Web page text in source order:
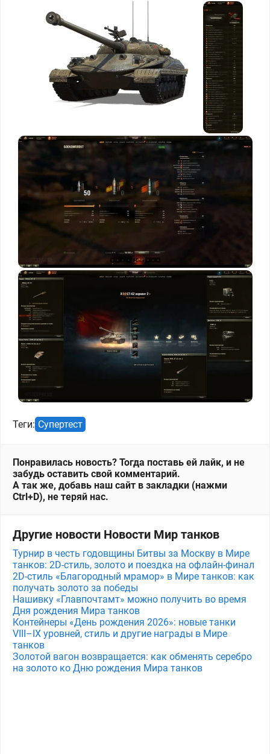
Теги: Супертест
Понравилась новость? Тогда поставь ей лайк, и не
забудь оставить свой комментарий.
А так же, добавь наш сайт в закладки (нажми
Ctrl+D), не теряй нас.
Другие новости Новости Мир танков
Турнир в честь годовщины Битвы за Москву в Мире
танков: 2D-стиль, золото и поездка на офлайн-финал
2D-стиль «Благородный мрамор» в Мире танков: как
получать золото за победы
Нашивку «Главпочтамт» можно получить во время
Дня рождения Мира танков
Контейнеры «День рождения 2026»: новые танки
VIII–IX уровней, стиль и другие награды в Мире
танков
Золотой вагон возвращается: как обменять серебро
на золото ко Дню рождения Мира танков